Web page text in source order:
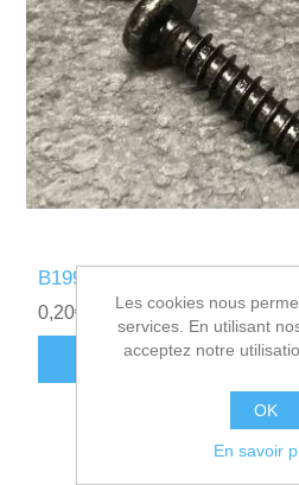
B199550 - VIS A TOLE 4.2x19
0,20€ HT
AJOUTER AU PANIER
Les cookies nous
services. En utilisant
acceptez notre
OK
En savoir